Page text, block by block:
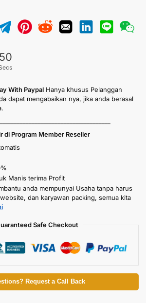
50
With Paypal Hanya khusus Pelanggan
dapat mengabaikan nya, jika anda berasal
di Program Member Reseller
Manis terima Profit
anda mempunyai Usaha tanpa harus
dan karyawan packing, semua kita
Safe Checkout
Request a Call Back